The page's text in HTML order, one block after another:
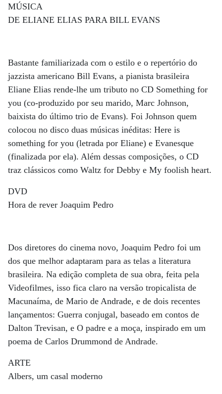
MÚSICA
DE ELIANE ELIAS PARA BILL EVANS
Bastante familiarizada com o estilo e o repertório do
jazzista americano Bill Evans, a pianista brasileira
Eliane Elias rende-lhe um tributo no CD Something for
you (co-produzido por seu marido, Marc Johnson,
baixista do último trio de Evans). Foi Johnson quem
colocou no disco duas músicas inéditas: Here is
something for you (letrada por Eliane) e Evanesque
(finalizada por ela). Além dessas composições, o CD
traz clássicos como Waltz for Debby e My foolish heart.
DVD
Hora de rever Joaquim Pedro
Dos diretores do cinema novo, Joaquim Pedro foi um
dos que melhor adaptaram para as telas a literatura
brasileira. Na edição completa de sua obra, feita pela
Videofilmes, isso fica claro na versão tropicalista de
Macunaíma, de Mario de Andrade, e de dois recentes
lançamentos: Guerra conjugal, baseado em contos de
Dalton Trevisan, e O padre e a moça, inspirado em um
poema de Carlos Drummond de Andrade.
ARTE
Albers, um casal moderno